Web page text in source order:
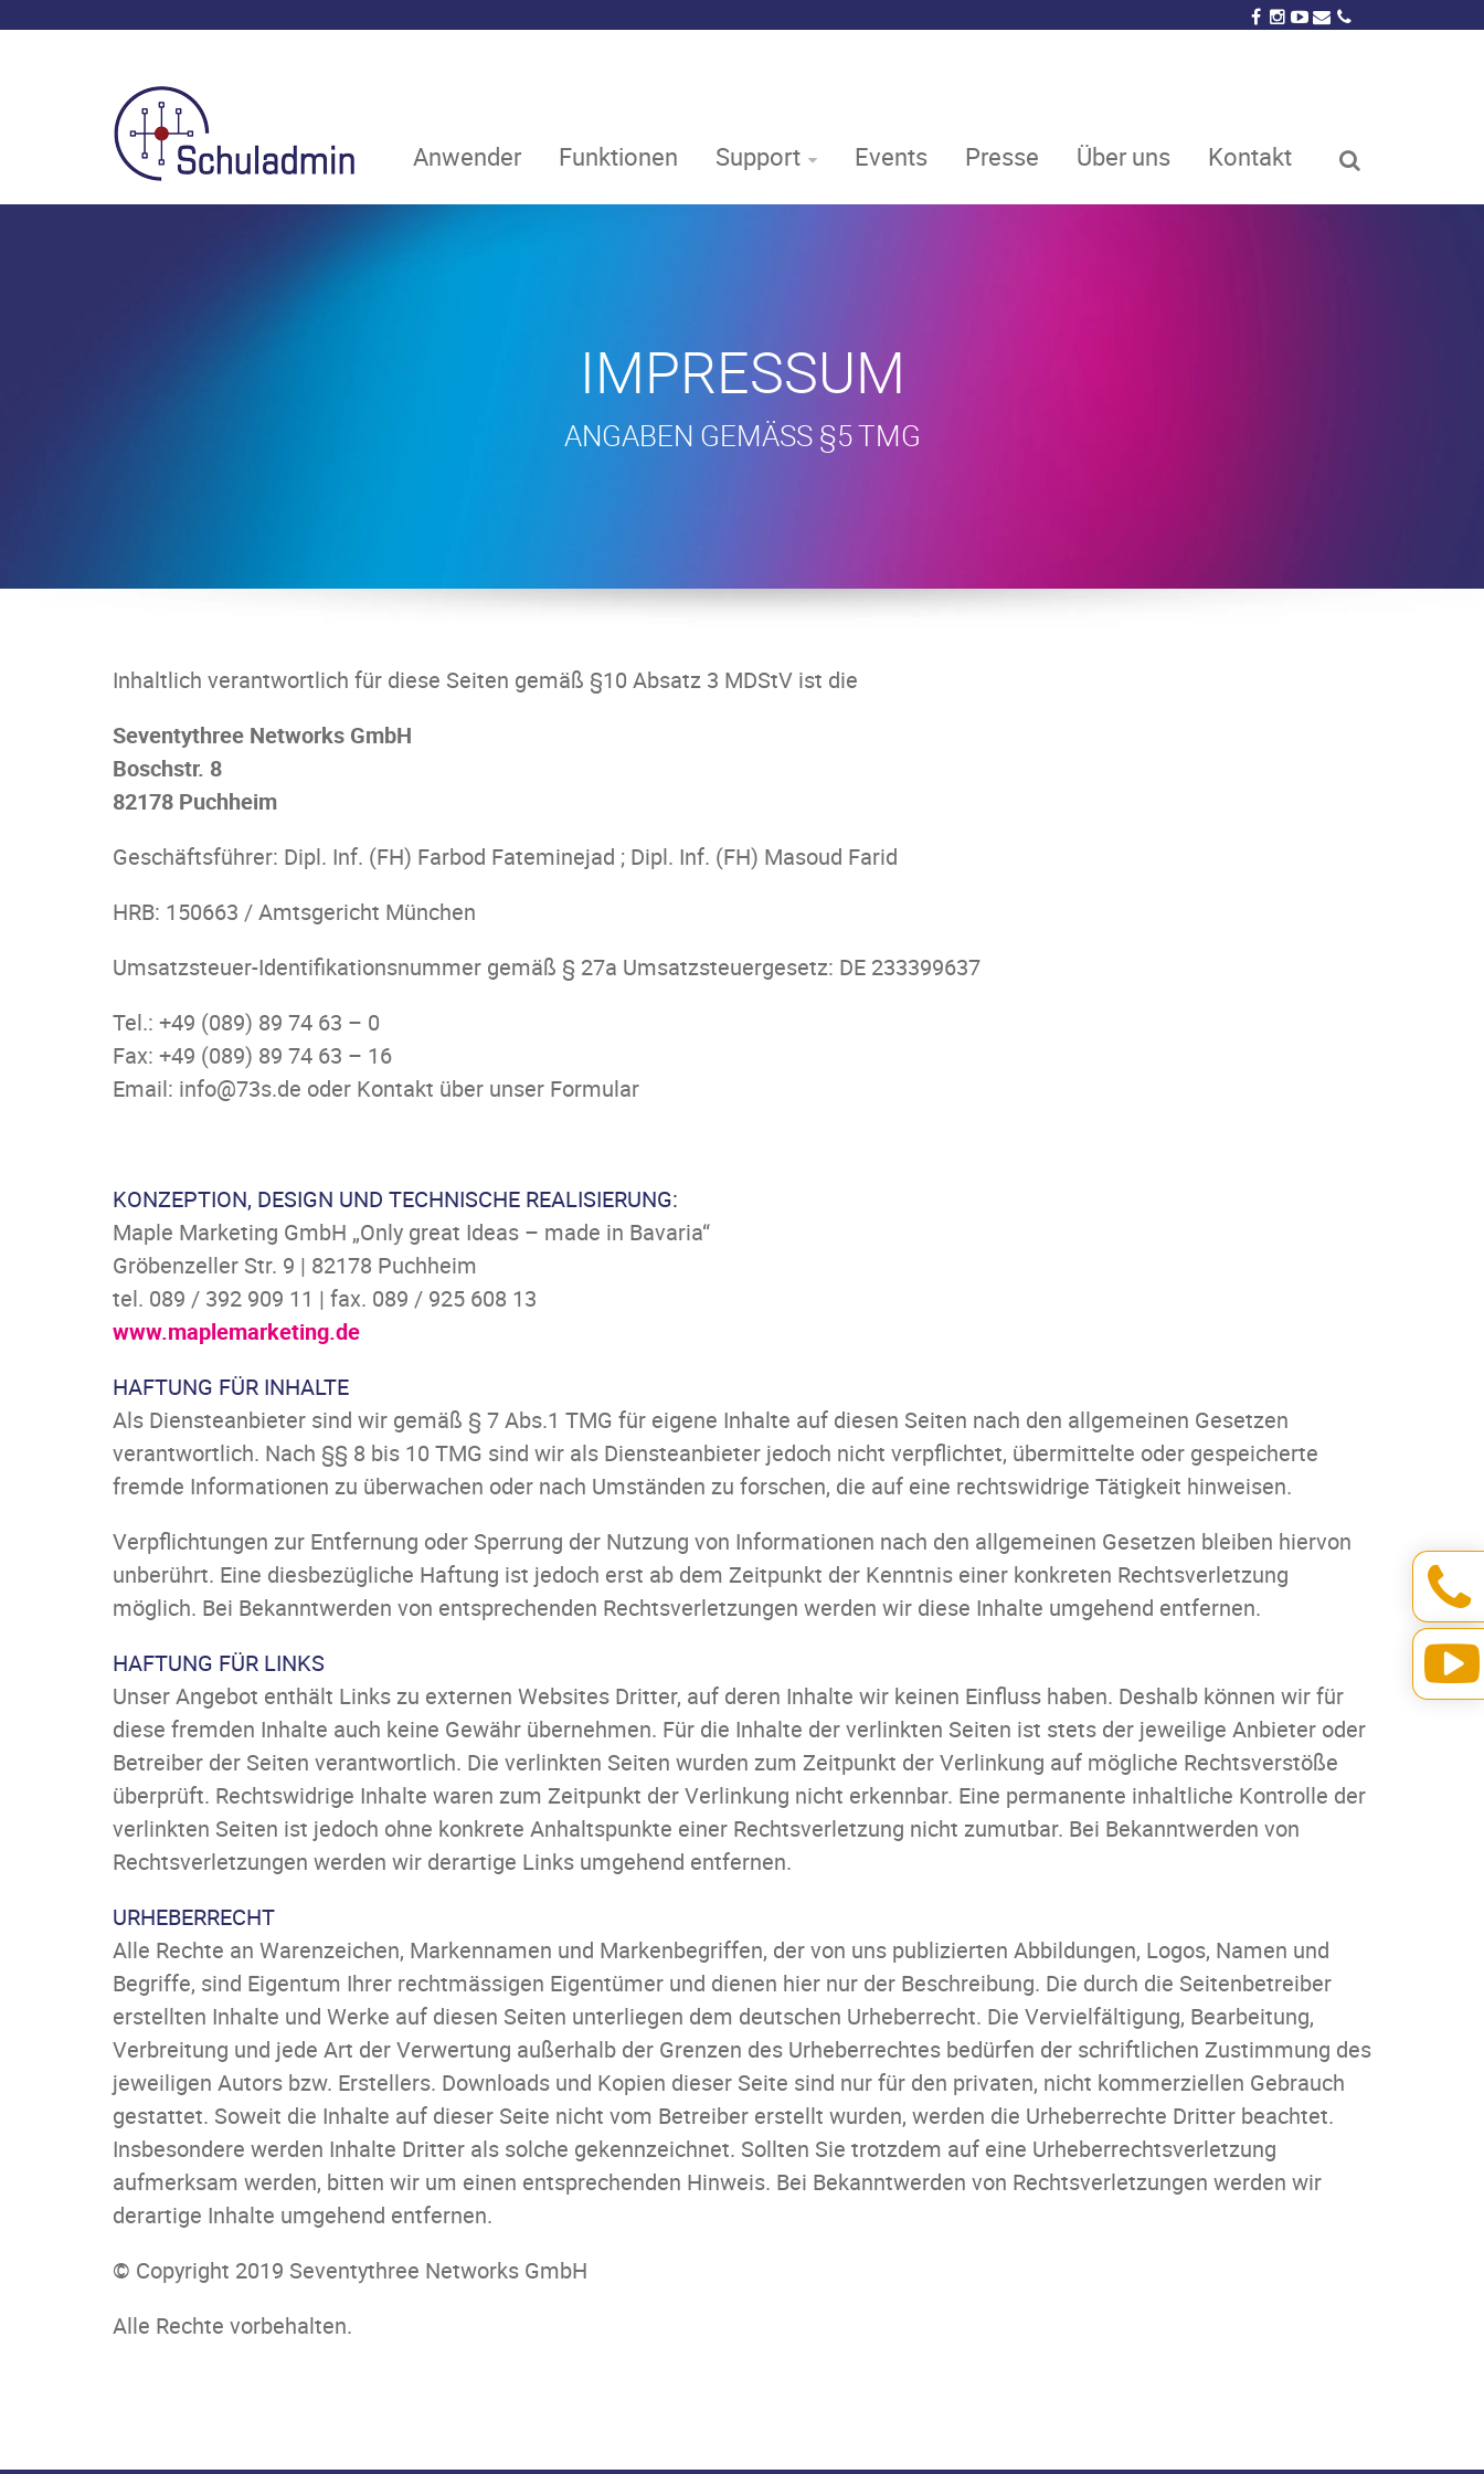
Anwender Funktionen Support Events Presse Über uns Kontakt
IMPRESSUM
ANGABEN GEMÄSS §5 TMG
Inhaltlich verantwortlich für diese Seiten gemäß §10 Absatz 3 MDStV ist die
Seventythree Networks GmbH
Boschstr. 8
82178 Puchheim
Geschäftsführer: Dipl. Inf. (FH) Farbod Fateminejad ; Dipl. Inf. (FH) Masoud Farid
HRB: 150663 / Amtsgericht München
Umsatzsteuer-Identifikationsnummer gemäß § 27a Umsatzsteuergesetz: DE 233399637
Tel.: +49 (089) 89 74 63 – 0
Fax: +49 (089) 89 74 63 – 16
Email: info@73s.de oder Kontakt über unser Formular
KONZEPTION, DESIGN UND TECHNISCHE REALISIERUNG:
Maple Marketing GmbH „Only great Ideas – made in Bavaria“
Gröbenzeller Str. 9 | 82178 Puchheim
tel. 089 / 392 909 11 | fax. 089 / 925 608 13
www.maplemarketing.de
HAFTUNG FÜR INHALTE
Als Diensteanbieter sind wir gemäß § 7 Abs.1 TMG für eigene Inhalte auf diesen Seiten nach den allgemeinen Gesetzen
verantwortlich. Nach §§ 8 bis 10 TMG sind wir als Diensteanbieter jedoch nicht verpflichtet, übermittelte oder gespeicherte
fremde Informationen zu überwachen oder nach Umständen zu forschen, die auf eine rechtswidrige Tätigkeit hinweisen.
Verpflichtungen zur Entfernung oder Sperrung der Nutzung von Informationen nach den allgemeinen Gesetzen bleiben hiervon
unberührt. Eine diesbezügliche Haftung ist jedoch erst ab dem Zeitpunkt der Kenntnis einer konkreten Rechtsverletzung
möglich. Bei Bekanntwerden von entsprechenden Rechtsverletzungen werden wir diese Inhalte umgehend entfernen.
HAFTUNG FÜR LINKS
Unser Angebot enthält Links zu externen Websites Dritter, auf deren Inhalte wir keinen Einfluss haben. Deshalb können wir für
diese fremden Inhalte auch keine Gewähr übernehmen. Für die Inhalte der verlinkten Seiten ist stets der jeweilige Anbieter oder
Betreiber der Seiten verantwortlich. Die verlinkten Seiten wurden zum Zeitpunkt der Verlinkung auf mögliche Rechtsverstöße
überprüft. Rechtswidrige Inhalte waren zum Zeitpunkt der Verlinkung nicht erkennbar. Eine permanente inhaltliche Kontrolle der
verlinkten Seiten ist jedoch ohne konkrete Anhaltspunkte einer Rechtsverletzung nicht zumutbar. Bei Bekanntwerden von
Rechtsverletzungen werden wir derartige Links umgehend entfernen.
URHEBERRECHT
Alle Rechte an Warenzeichen, Markennamen und Markenbegriffen, der von uns publizierten Abbildungen, Logos, Namen und
Begriffe, sind Eigentum Ihrer rechtmässigen Eigentümer und dienen hier nur der Beschreibung. Die durch die Seitenbetreiber
erstellten Inhalte und Werke auf diesen Seiten unterliegen dem deutschen Urheberrecht. Die Vervielfältigung, Bearbeitung,
Verbreitung und jede Art der Verwertung außerhalb der Grenzen des Urheberrechtes bedürfen der schriftlichen Zustimmung des
jeweiligen Autors bzw. Erstellers. Downloads und Kopien dieser Seite sind nur für den privaten, nicht kommerziellen Gebrauch
gestattet. Soweit die Inhalte auf dieser Seite nicht vom Betreiber erstellt wurden, werden die Urheberrechte Dritter beachtet.
Insbesondere werden Inhalte Dritter als solche gekennzeichnet. Sollten Sie trotzdem auf eine Urheberrechtsverletzung
aufmerksam werden, bitten wir um einen entsprechenden Hinweis. Bei Bekanntwerden von Rechtsverletzungen werden wir
derartige Inhalte umgehend entfernen.
© Copyright 2019 Seventythree Networks GmbH
Alle Rechte vorbehalten.